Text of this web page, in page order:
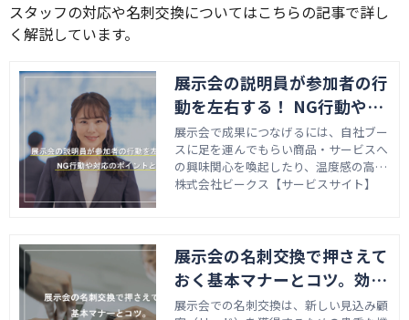
スタッフの対応や名刺交換についてはこちらの記事で詳し
く解説しています。
展示会の説明員が参加者の行
動を左右する！ NG行動や対
応のポイントとは
展示会で成果につなげるには、自社ブー
スに足を運んでもらい商品・サービスへ
の興味関心を喚起したり、温度感の高い
参加者を商談に誘導したりする必要があ
えます。 「声をかけても自社ブースへ誘
導できない」「商材の説明をしても反応
が薄く、商談までつながらない」などの
ように、説明員の対応に課題を抱えてい
株式会社ビークス【サービスサイト】
展示会の名刺交換で押さえて
おく基本マナーとコツ。効果
的なフォローアップを行うに
展示会での名刺交換は、新しい見込み顧